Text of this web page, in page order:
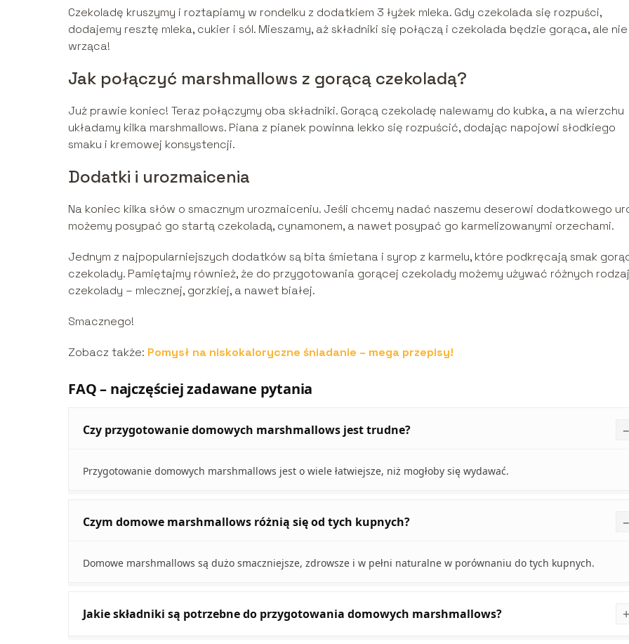
Czekoladę kruszymy i roztapiamy w rondelku z dodatkiem 3 łyżek mleka. Gdy czekolada się rozpuści,
dodajemy resztę mleka, cukier i sól. Mieszamy, aż składniki się połączą i czekolada będzie gorąca, ale nie
wrząca!
Jak połączyć marshmallows z gorącą czekoladą?
Już prawie koniec! Teraz połączymy oba składniki. Gorącą czekoladę nalewamy do kubka, a na wierzchu
układamy kilka marshmallows. Piana z pianek powinna lekko się rozpuścić, dodając napojowi słodkiego
smaku i kremowej konsystencji.
Dodatki i urozmaicenia
Na koniec kilka słów o smacznym urozmaiceniu. Jeśli chcemy nadać naszemu deserowi dodatkowego
możemy posypać go startą czekoladą, cynamonem, a nawet posypać go karmelizowanymi orzechami.
Jednym z najpopularniejszych dodatków są bita śmietana i syrop z karmelu, które podkręcają smak
czekolady. Pamiętajmy również, że do przygotowania gorącej czekolady możemy używać różnych
czekolady – mlecznej, gorzkiej, a nawet białej.
Smacznego!
Zobacz także: Pomysł na niskokaloryczne śniadanie – mega przepisy!
FAQ – najczęściej zadawane pytania
Czy przygotowanie domowych marshmallows jest trudne?
Przygotowanie domowych marshmallows jest o wiele łatwiejsze, niż mogłoby się wydawać.
Czym domowe marshmallows różnią się od tych kupnych?
Domowe marshmallows są dużo smaczniejsze, zdrowsze i w pełni naturalne w porównaniu do tych kupnych.
Jakie składniki są potrzebne do przygotowania domowych marshmallows?